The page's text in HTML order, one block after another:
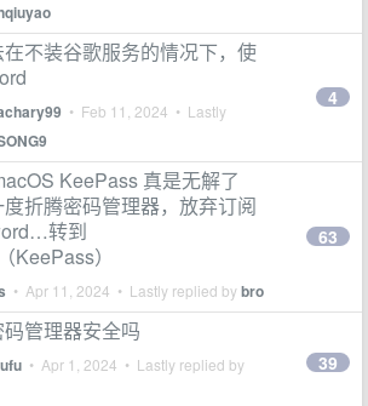
不装谷歌服务的情况下，使
• Feb 11, 2024 • Lastly
4
KeePass 真是无解了
折腾密码管理器，放弃订阅
转到
KeePass）
• Apr 11, 2024 • Lastly replied bybro
63
管理器安全吗
• Apr 1, 2024 • Lastly replied by 39